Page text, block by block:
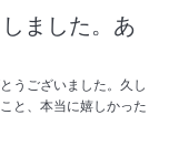
ました。あ
うございました。久し
と、本当に嬉しかった